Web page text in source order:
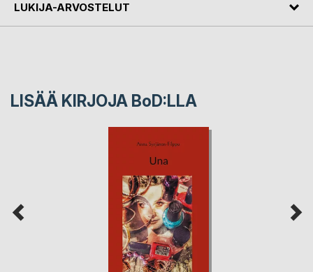
LUKIJA-ARVOSTELUT
LISÄÄ KIRJOJA BoD:LLA